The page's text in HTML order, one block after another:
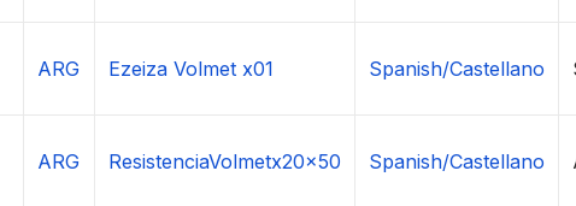
ARG Ezeiza Volmet x01 Spanish/Castellano
ARG ResistenciaVolmetx20x50 Spanish/Castellano